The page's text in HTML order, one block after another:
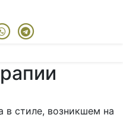
в стиле, возникшем на